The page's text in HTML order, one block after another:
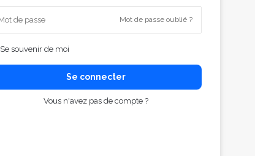
Mot de passe oublié ?
Se souvenir de moi
Se connecter
Vous n'avez pas de compte ?